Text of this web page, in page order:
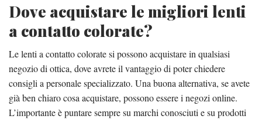
Dove acquistare le migliori lenti
a contatto colorate?
Le lenti a contatto colorate si possono acquistare in qualsiasi
negozio di ottica, dove avrete il vantaggio di poter chiedere
consigli a personale specializzato. Una buona alternativa, se avete
già ben chiaro cosa acquistare, possono essere i negozi online.
L’importante è puntare sempre su marchi conosciuti e su prodotti